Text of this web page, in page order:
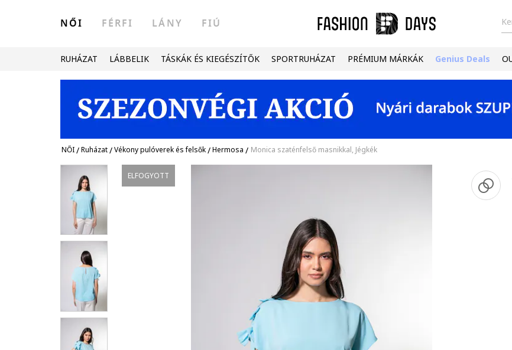
NŐI FÉRFI LÁNY FIÚ
RUHÁZAT LÁBBELIK TÁSKÁK ÉS KIEGÉSZÍTŐK SPORTRUHÁZAT PRÉMIUM MÁRKÁK Genius Deals
NŐI/Ruházat/Vékony pulóverek és felsők/Hermosa / Monica szaténfelső masnikkal, Jégkék
ELFOGYOTT